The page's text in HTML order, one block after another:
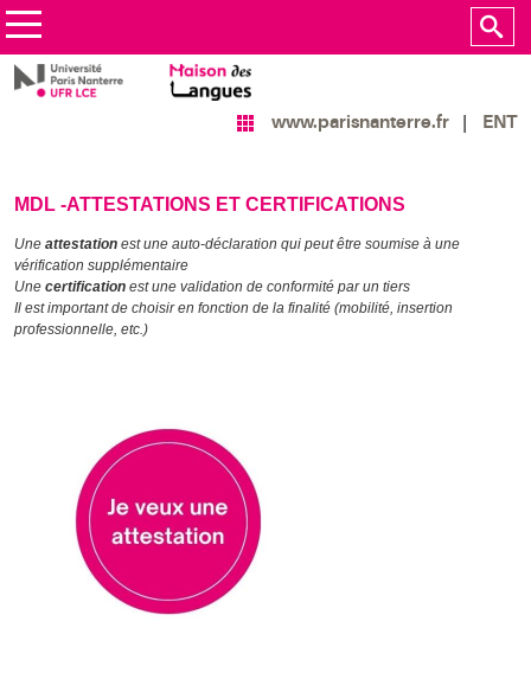
www.parisnanterre.fr ENT
MDL -ATTESTATIONS ET CERTIFICATIONS
Une attestation est une auto-déclaration qui peut être soumise à une
vérification supplémentaire
Une certification est une validation de conformité par un tiers
Il est important de choisir en fonction de la finalité (mobilité, insertion
professionnelle, etc.)